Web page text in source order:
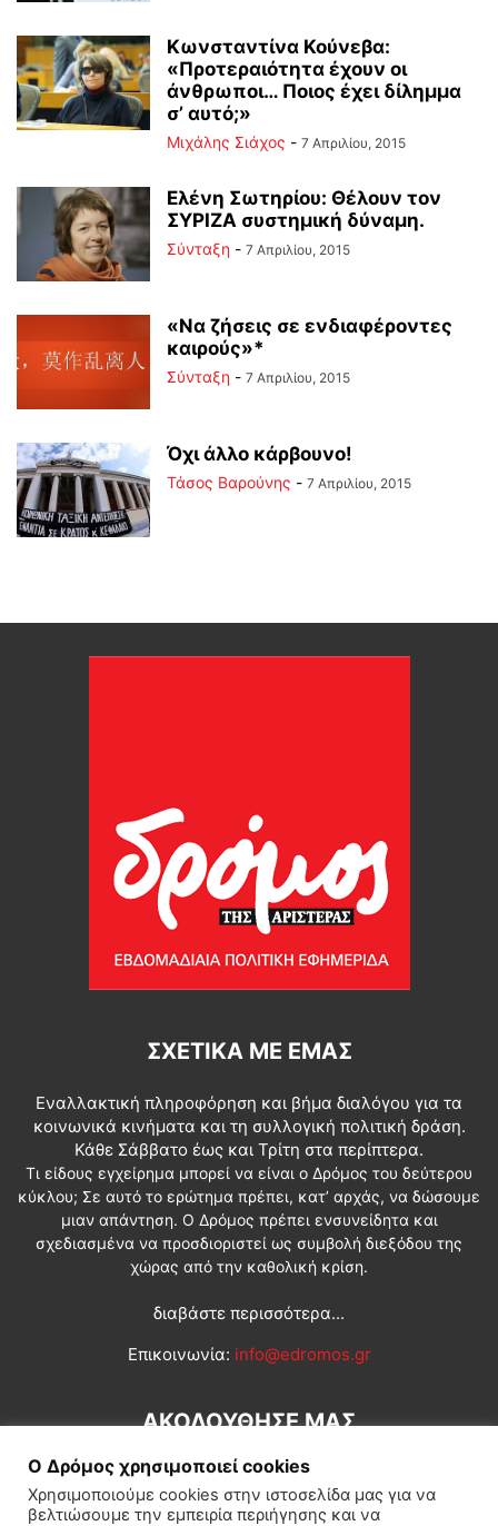
Κωνσταντίνα Κούνεβα:
«Προτεραιότητα έχουν οι
άνθρωποι… Ποιος έχει δίλημμα
σ’ αυτό;»
Μιχάλης Σιάχος - 7 Απριλίου, 2015
Ελένη Σωτηρίου: Θέλουν τον
ΣΥΡΙΖΑ συστημική δύναμη.
Σύνταξη - 7 Απριλίου, 2015
«Να ζήσεις σε ενδιαφέροντες
καιρούς»*
Σύνταξη - 7 Απριλίου, 2015
Όχι άλλο κάρβουνο!
Τάσος Βαρούνης - 7 Απριλίου, 2015
ΣΧΕΤΙΚΆ ΜΕ ΕΜΆΣ
Εναλλακτική πληροφόρηση και βήμα διαλόγου για τα
κοινωνικά κινήματα και τη συλλογική πολιτική δράση.
Κάθε Σάββατο έως και Τρίτη στα περίπτερα.
Τι είδους εγχείρημα μπορεί να είναι ο Δρόμος του δεύτερου
κύκλου; Σε αυτό το ερώτημα πρέπει, κατ’ αρχάς, να δώσουμε
μιαν απάντηση. Ο Δρόμος πρέπει ενσυνείδητα και
σχεδιασμένα να προσδιοριστεί ως συμβολή διεξόδου της
χώρας από την καθολική κρίση.
διαβάστε περισσότερα...
Επικοινωνία: info@edromos.gr
ΑΚΟΛΟΥΘΗΣΕ ΜΑΣ
Ο Δρόμος χρησιμοποιεί cookies
Χρησιμοποιούμε cookies στην ιστοσελίδα μας για να
βελτιώσουμε την εμπειρία περιήγησης και να